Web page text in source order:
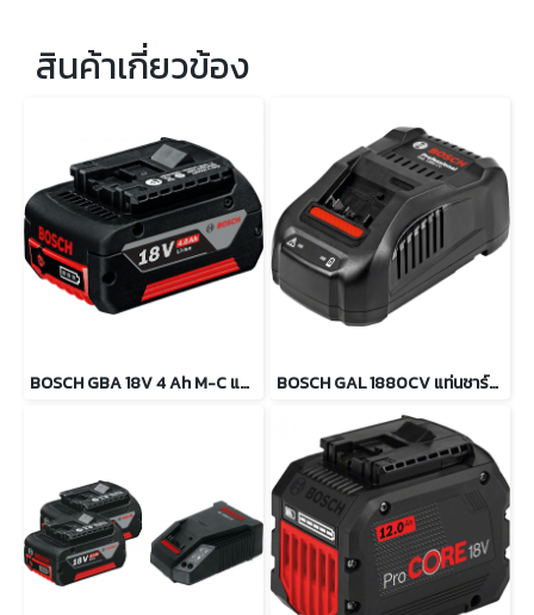
สินค้าเกี่ยวข้อง
BOSCH GBA 18V 4 Ah M-C แบตเตอรี่ 18 โวลต์ 4 แอมป์อาว BOSCH GAL 1880CV แท่นชาร์จแบตเตอรี่ 14.4 – 18 โวลท์